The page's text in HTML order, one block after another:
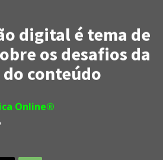
digital é tema de
os desafios da
conteúdo
Online®